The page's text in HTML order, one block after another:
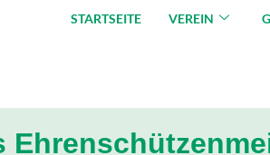
STARTSEITE VEREIN